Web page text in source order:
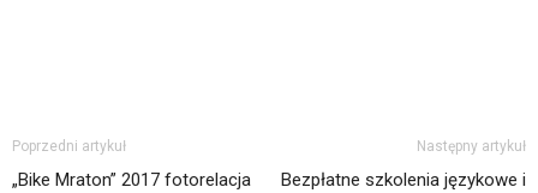
Poprzedni artykuł
„Bike Mraton” 2017 fotorelacja
Następny artykuł
Bezpłatne szkolenia językowe i